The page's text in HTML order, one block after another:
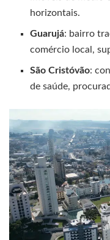
horizontais.
Guarujá: bairro
comércio local,
São Cristóvão:
de saúde,